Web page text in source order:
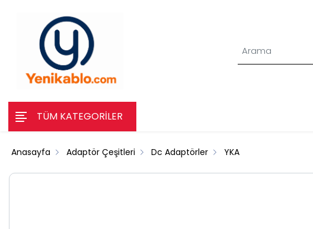
TÜM KATEGORİLER
Anasayfa Adaptör Çeşitleri Dc Adaptörler YKA